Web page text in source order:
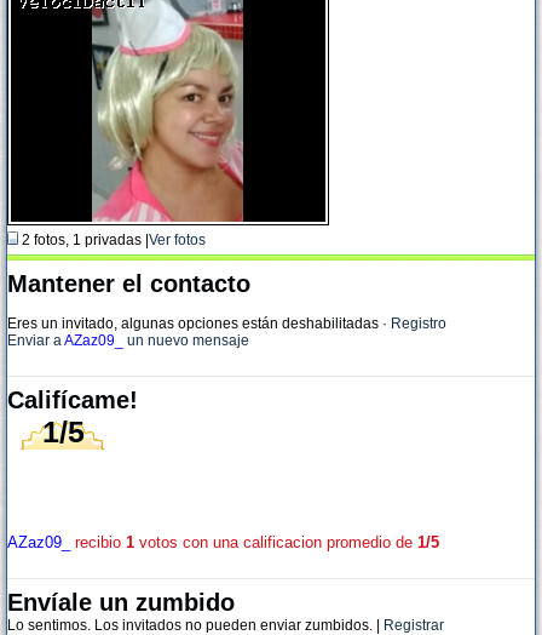
2 fotos, 1 privadas | Ver fotos
Mantener el contacto
Eres un invitado, algunas opciones están deshabilitadas · Registro
Enviar aAZaz09_ un nuevo mensaje
Califícame!
1/5
AZaz09_ recibio 1 votos con una calificacion promedio de 1/5
Envíale un zumbido
Lo sentimos. Los invitados no pueden enviar zumbidos. | Registrar